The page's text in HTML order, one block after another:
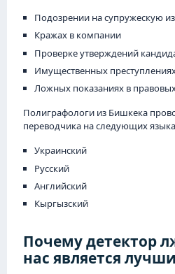
Подозрении на супружескую
Кражах в компании
Проверке утверждений
Имущественных
Ложных показаниях в
Полиграфологи из Бишкека
переводчика на следующих
Украинский
Русский
Английский
Кыргызский
Почему детектор
нас является